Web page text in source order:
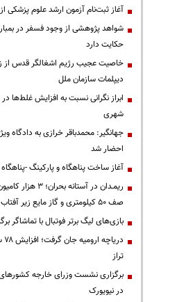
آغاز ثبت‌نام آزمون ارشد علوم پزشکی
شواهد پژوهشی از وجود فسفر در
حکایت دارد
خاصیت عجیب رژیم اشغالگر قدس از
دیپلمات سازمان ملل
ابراز نگرانی نسبت به افزایش غلط‌ها
شهری
جهانگیر: محمدباقر خرازی به دادگاه
احضار شد
آغاز ساخت پناهگاه و پارکینگ -
ریمـدان در آستانه بحران؛
صف ۵۰ کیلومتری و گاز مایع زیر آفتاب ۵۰ درجه!
بازی‌های لیگ برتر فوتبال با تماشاگر
تراز
برگزاری نشست وزرای خارجه
در نیویورک